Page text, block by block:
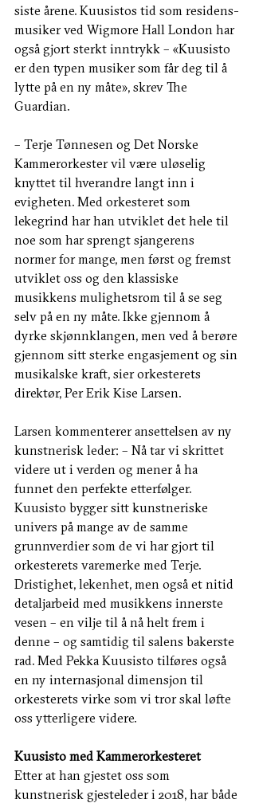
siste årene. Kuusistos tid som residens-
musiker ved Wigmore Hall London har
også gjort sterkt inntrykk – «Kuusisto
er den typen musiker som får deg til å
lytte på en ny måte», skrev The
Guardian.
– Terje Tønnesen og Det Norske
Kammerorkester vil være uløselig
knyttet til hverandre langt inn i
evigheten. Med orkesteret som
lekegrind har han utviklet det hele til
noe som har sprengt sjangerens
normer for mange, men først og fremst
utviklet oss og den klassiske
musikkens mulighetsrom til å se seg
selv på en ny måte. Ikke gjennom å
dyrke skjønnklangen, men ved å berøre
gjennom sitt sterke engasjement og sin
musikalske kraft, sier orkesterets
direktør, Per Erik Kise Larsen.
Larsen kommenterer ansettelsen av ny
kunstnerisk leder: – Nå tar vi skrittet
videre ut i verden og mener å ha
funnet den perfekte etterfølger.
Kuusisto bygger sitt kunstneriske
univers på mange av de samme
grunnverdier som de vi har gjort til
orkesterets varemerke med Terje.
Dristighet, lekenhet, men også et nitid
detaljarbeid med musikkens innerste
vesen – en vilje til å nå helt frem i
denne – og samtidig til salens bakerste
rad. Med Pekka Kuusisto tilføres også
en ny internasjonal dimensjon til
orkesterets virke som vi tror skal løfte
oss ytterligere videre.
Kuusisto med Kammerorkesteret
Etter at han gjestet oss som
kunstnerisk gjesteleder i 2018, har både